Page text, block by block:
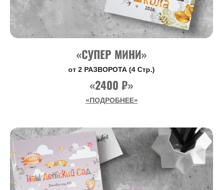
«СУПЕР МИНИ»
от 2 РАЗВОРОТА (4 Стр.)
«2400 ₽»
«ПОДРОБНЕЕ»